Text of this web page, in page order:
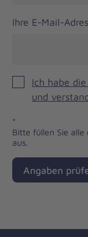
Ihre E-Mail-
Ich habe
und
*
Bitte füllen Sie
aus.
Angaben